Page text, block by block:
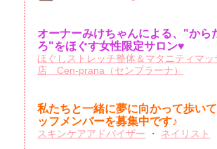
オーナーみけちゃんによる、"から
ろ"をほぐす女性限定サロン♥
ほぐしストレッチ整体＆マタニティマッ
店 Cen-prana（センプラーナ）
私たちと一緒に夢に向かって歩い
ッフメンバーを募集中です♪
スキンケアアドバイザー ・ ネイリスト